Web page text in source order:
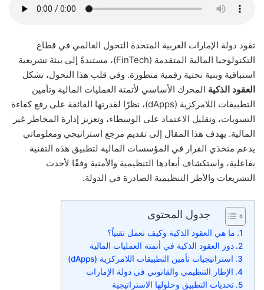
تقود دولة الإمارات العربية المتحدة التحول العالمي في قطاع
التكنولوجيا المالية المتقدمة (FinTech)، مستندةً إلى بيئة تشريعية
استباقية وبنية تحتية رقمية متطورة. وفي قلب هذا التحول، تشكل
العقود الذكية المحرك الأساسي لأتمتة العمليات المالية وتأمين
التطبيقات اللامركزية (dApps)، نظرًا لقدرتها الفائقة على رفع كفاءة
التسويات، وتقليل الاعتماد على الوسطاء، وتعزيز إدارة المخاطر غير
المالية. يهدف هذا المقال إلى تقديم مرجع استراتيجي ومعلوماتي
يدعم متخذي القرار في المؤسسات المالية لتطبيق هذه التقنية
بفاعلية، واستكشاف أبعادها التنظيمية والأمنية وفقًا لأحدث
التشريعات والأطر التنظيمية الصادرة في الدولة.
جدول المحتوى
ما هي العقود الذكية وكيف تعمل تقنياً؟
دور العقود الذكية في أتمتة العمليات المالية
استراتيجيات تأمين التطبيقات اللامركزية (dApps)
الإطار التنظيمي والقانوني في دولة الإمارات
تحديات التطبيق وحلولها الاستراتيجية